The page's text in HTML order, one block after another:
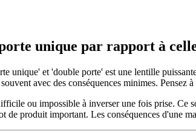
unique par rapport à
unique' et 'double porte' est une lentille
avec des conséquences minimes.
ou impossible à inverser une fois prise.
de produit important. Les conséquences d'une